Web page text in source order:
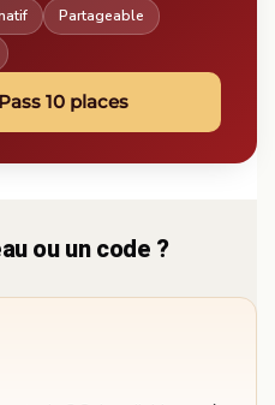
Partageable
10 places
ou un code ?